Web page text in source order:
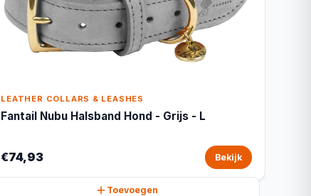
LEATHER COLLARS & LEASHES
Fantail Nubu Halsband Hond - Grijs - L
€74,93 Bekijk
Toevoegen